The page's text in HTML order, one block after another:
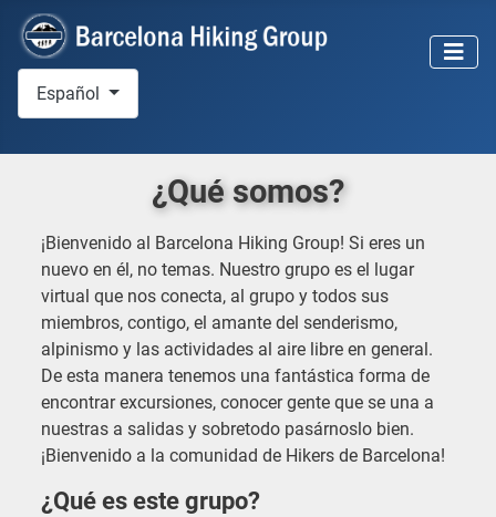
Seleccione su idioma
Español
¿Qué somos?
¡Bienvenido al Barcelona Hiking Group! Si eres un
nuevo en él, no temas. Nuestro grupo es el lugar
virtual que nos conecta, al grupo y todos sus
miembros, contigo, el amante del senderismo,
alpinismo y las actividades al aire libre en general.
De esta manera tenemos una fantástica forma de
encontrar excursiones, conocer gente que se una a
nuestras a salidas y sobretodo pasárnoslo bien.
¡Bienvenido a la comunidad de Hikers de Barcelona!
¿Qué es este grupo?